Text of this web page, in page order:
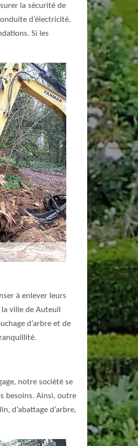
la sécurité de
d’électricité,
Si les
à enlever leurs
ville de Auteuil
d’arbre et de
notre société se
besoins. Ainsi, outre
d’abattage d’arbre,